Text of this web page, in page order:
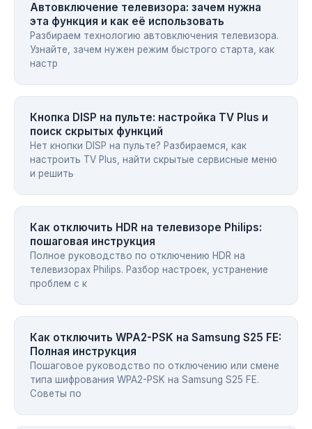
Автовключение телевизора: зачем нужна
эта функция и как её использовать
Разбираем технологию автовключения телевизора.
Узнайте, зачем нужен режим быстрого старта, как
настр
Кнопка DISP на пульте: настройка TV Plus и
поиск скрытых функций
Нет кнопки DISP на пульте? Разбираемся, как
настроить TV Plus, найти скрытые сервисные меню
и решить
Как отключить HDR на телевизоре Philips:
пошаговая инструкция
Полное руководство по отключению HDR на
телевизорах Philips. Разбор настроек, устранение
проблем с к
Как отключить WPA2-PSK на Samsung S25 FE:
Полная инструкция
Пошаговое руководство по отключению или смене
типа шифрования WPA2-PSK на Samsung S25 FE.
Советы по